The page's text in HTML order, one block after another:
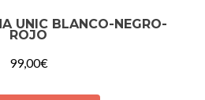
UNIC BLANCO-NEGRO-
ROJO
99,00€